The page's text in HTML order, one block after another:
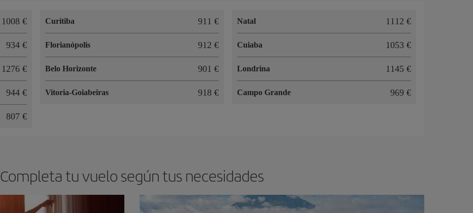
1008 €
934 €
1276 €
944 €
807 €
Curitiba 911 €
Florianópolis 912 €
Belo Horizonte 901 €
Vitoria-Goiabeiras 918 €
Natal 1112 €
Cuiaba 1053 €
Londrina 1145 €
Campo Grande 969 €
Completa tu vuelo según tus necesidades